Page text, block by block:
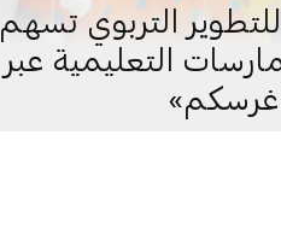
التربوي تسهم
التعليمية عبر
غرسكم»